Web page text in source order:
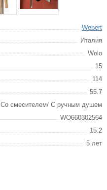
Webert
Италия
Wolo
15
114
55.7
Со смесителем/ С ручным душем
WO660302564
15.2
5 лет